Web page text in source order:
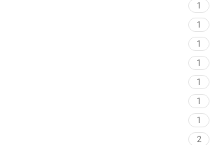
1
1
1
1
1
1
1
2